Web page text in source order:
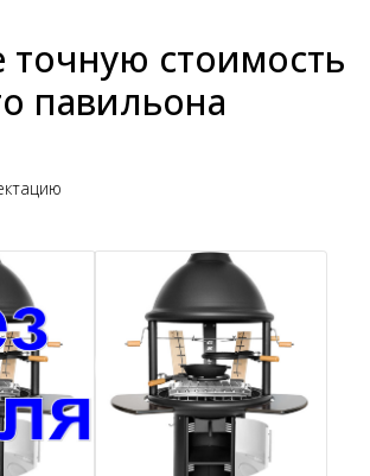
точную стоимость
павильона